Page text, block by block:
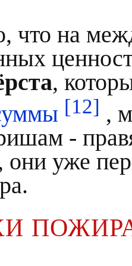
что на
,
[12] ,
-
они уже